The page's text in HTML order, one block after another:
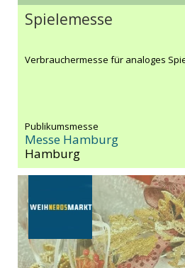
Spielemesse
Verbrauchermesse für analoges
Publikumsmesse
Messe Hamburg
Hamburg